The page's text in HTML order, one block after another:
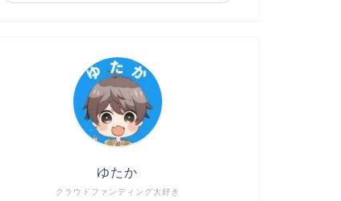
クラウドファンディング大好き
ゆたか